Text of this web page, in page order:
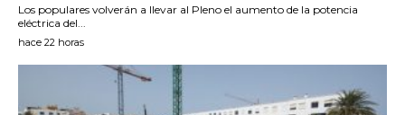
Los populares volverán a llevar al Pleno el aumento de la potencia
eléctrica del...
hace 22 horas